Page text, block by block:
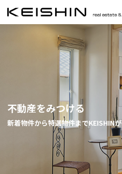
不動産をみつける
新着物件から特選物件までKEISHIN